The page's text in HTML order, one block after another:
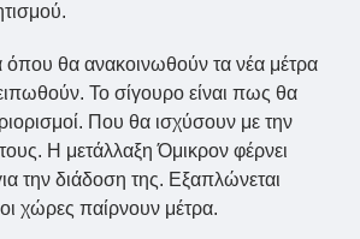
όπου θα ανακοινωθούν τα νέα μέτρα
Το σίγουρο είναι πως θα
Που θα ισχύσουν με την
Η μετάλλαξη Όμικρον φέρνει
την διάδοση της. Εξαπλώνεται
χώρες παίρνουν μέτρα.